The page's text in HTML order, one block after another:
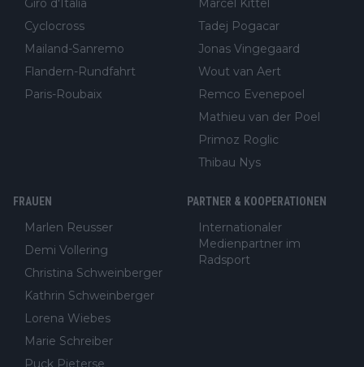
Giro d'Italia
Cyclocross
Mailand-Sanremo
Flandern-Rundfahrt
Paris-Roubaix
Marcel Kittel
Tadej Pogacar
Jonas Vingegaard
Wout van Aert
Remco Evenepoel
Mathieu van der Poel
Primoz Roglic
Thibau Nys
FRAUEN
Marlen Reusser
Demi Vollering
Christina Schweinberger
Kathrin Schweinberger
Lorena Wiebes
Marie Schreiber
Puck Pieterse
PARTNER & KOOPERATIONEN
Internationaler
Medienpartner im
Radsport